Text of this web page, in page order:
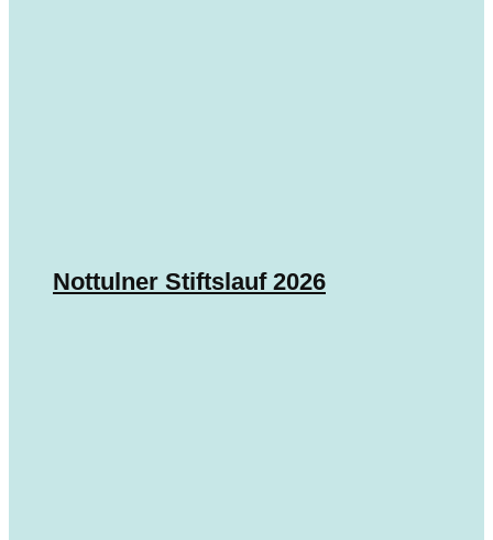
Nottulner Stiftslauf 2026